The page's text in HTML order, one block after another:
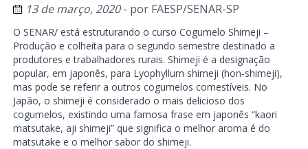
13 de março, 2020- por FAESP/SENAR-SP
O SENAR/ está estruturando o curso Cogumelo Shimeji –
Produção e colheita para o segundo semestre destinado a
produtores e trabalhadores rurais. Shimeji é a designação
popular, em japonês, para Lyophyllum shimeji (hon-shimeji),
mas pode se referir a outros cogumelos comestíveis. No
Japão, o shimeji é considerado o mais delicioso dos
cogumelos, existindo uma famosa frase em japonês “kaori
matsutake, aji shimeji” que significa o melhor aroma é do
matsutake e o melhor sabor do shimeji.